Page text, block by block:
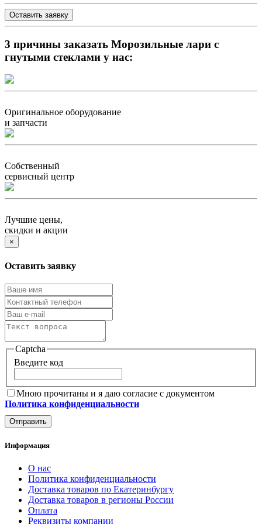
Оставить заявку
3 причины заказать Морозильные лари с
гнутыми стеклами у нас:
Оригинальное оборудование
и запчасти
Собственный
сервисный центр
Лучшие цены,
скидки и акции
×
Оставить заявку
Captcha
Введите код
Мною прочитаны и я даю согласие с документом
Политика конфиденциальности
Отправить
Информация
О нас
Политика конфиденциальности
Доставка товаров по Екатеринбургу
Доставка товаров в регионы России
Оплата
Реквизиты компании